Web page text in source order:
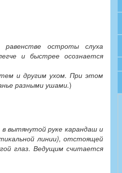
остроты слуха
и быстрее осознается
и другим ухом. При этом
разными ушами.)
вытянутой руке карандаш и
линии), отстоящей
глаз. Ведущим считается